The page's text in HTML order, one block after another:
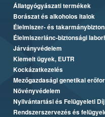
Állatgyógyászati termékek
Borászat és alkoholos italok
Élelmiszer- és
Élelmiszerlánc-biztonsági
Járványvédelem
Kiemelt ügyek, EUTR
Kockázatkezelés
Mezőgazdasági genetikai
Növényvédelem
Nyilvántartási és Felügyeleti Díj
Rendszerszervezés és